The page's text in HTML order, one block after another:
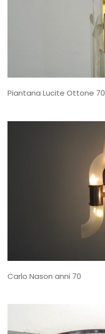
Piantana Lucite Ottone 70
Carlo Nason anni 70